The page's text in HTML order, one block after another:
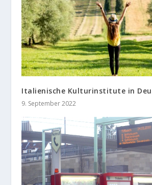
Italienische Kulturinstitute in
9. September 2022